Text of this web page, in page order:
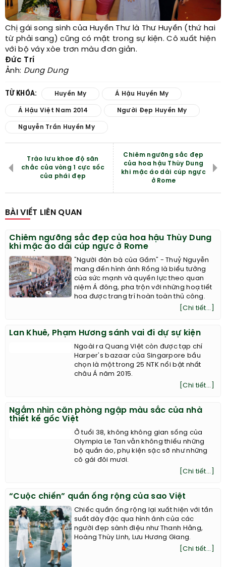
Chị gái song sinh của Huyền Thư là Thư Huyền (thứ hai
từ phải sang) cũng có mặt trong sự kiện. Cô xuất hiện
với bộ váy xòe trơn màu đơn giản.
Đức Trí
Ảnh: Dung Dung
TỪ KHÓA: Huyền My Á Hậu Huyền My
Á Hậu Việt Nam 2014 Người Đẹp Huyền My
Nguyễn Trần Huyền My
Trào lưu khoe độ săn
chắc của vòng 1 cực sốc
của phái đẹp
Chiêm ngưỡng sắc đẹp
của hoa hậu Thùy Dung
khi mặc áo dài cúp ngực
ở Rome
BÀI VIẾT LIÊN QUAN
Chiêm ngưỡng sắc đẹp của hoa hậu Thùy Dung
khi mặc áo dài cúp ngực ở Rome
"Người đàn bà của Gấm" - Thuỷ Nguyễn
mang đến hình ảnh Rồng là biểu tưởng
của sức mạnh và quyền lực theo quan
niệm Á đông, pha trộn với những hoạ tiết
hoa được trang trí hoàn toàn thủ công.
[Chi tiết...]
Lan Khuê, Phạm Hương sánh vai đi dự sự kiện
Ngoài ra Quang Việt còn được tạp chí
Harper's bazaar của Singarpore bầu
chọn là một trong 25 NTK nổi bật nhất
châu Á năm 2015.
[Chi tiết...]
Ngắm nhìn căn phòng ngập màu sắc của nhà
thiết kế gốc Việt
Ở tuổi 38, không không gian sống của
Olympia Le Tan vẫn không thiếu những
bộ quần áo, phụ kiện sặc sỡ như những
cô gái đôi mươi.
[Chi tiết...]
“Cuộc chiến” quần ống rộng của sao Việt
Chiếc quần ống rộng lại xuất hiện với tần
suất dày đặc qua hình ảnh của các
người đẹp sành điệu như Thanh Hằng,
Hoàng Thùy Linh, Lưu Hương Giang.
[Chi tiết...]